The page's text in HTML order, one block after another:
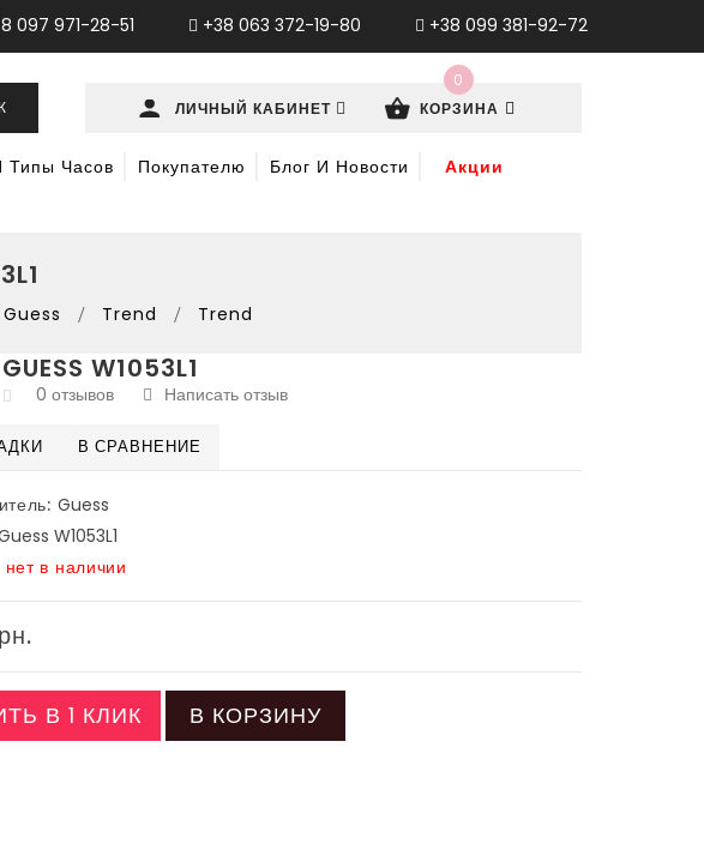
+38 099 381-92-72
+38 063 372-19-80
097 971-28-51
ЛИЧНЫЙ КАБИНЕТ КОРЗИНА
0
Типы Часов Покупателю Блог И Новости Акции
Guess Trend Trend
W1053L1
0 отзывов Написать отзыв
В СРАВНЕНИЕ
Guess
W1053L1
нет в наличии
В 1 КЛИК В КОРЗИНУ